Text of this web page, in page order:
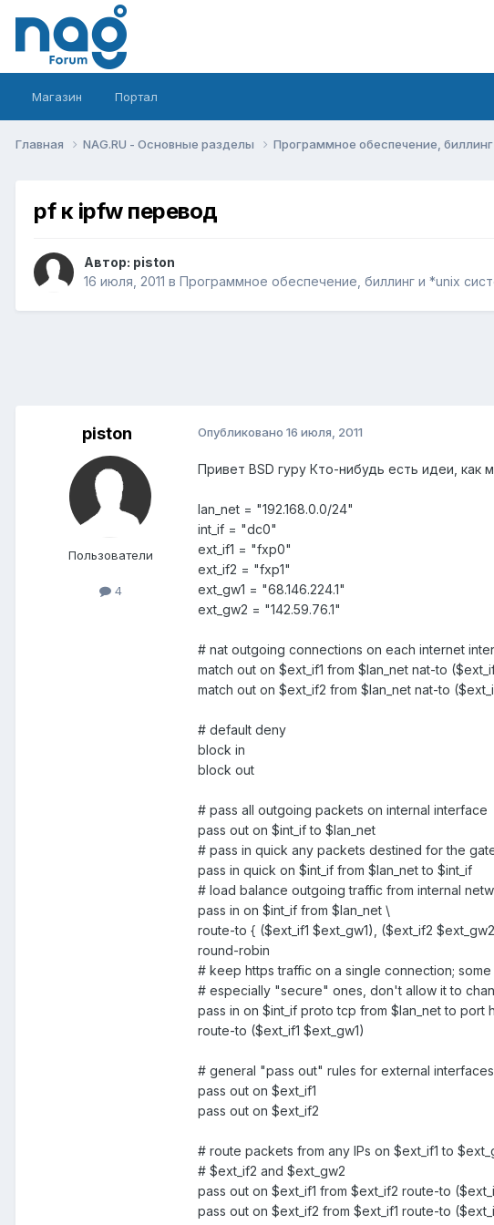
Магазин Портал
Главная NAG.RU - Основные разделы Программное обеспечение,
pf к ipfw перевод
Автор: piston
16 июля, 2011 в Программное обеспечение, биллинг и *unix
piston
Пользователи
4
Опубликовано 16 июля, 2011
Привет BSD гуру Кто-нибудь есть идеи, как
lan_net = "192.168.0.0/24"
int_if = "dc0"
ext_if1 = "fxp0"
ext_if2 = "fxp1"
ext_gw1 = "68.146.224.1"
ext_gw2 = "142.59.76.1"
# nat outgoing connections on each internet
match out on $ext_if1 from $lan_net nat-to
match out on $ext_if2 from $lan_net nat-to
# default deny
block in
block out
# pass all outgoing packets on internal interface
pass out on $int_if to $lan_net
# pass in quick any packets destined for the
pass in quick on $int_if from $lan_net to $int_if
# load balance outgoing traffic from internal
pass in on $int_if from $lan_net \
route-to { ($ext_if1 $ext_gw1), ($ext_if2
round-robin
# keep https traffic on a single connection; some
# especially "secure" ones, don't allow it to
pass in on $int_if proto tcp from $lan_net to port
route-to ($ext_if1 $ext_gw1)
# general "pass out" rules for external interfaces
pass out on $ext_if1
pass out on $ext_if2
# route packets from any IPs on $ext_if1 to
# $ext_if2 and $ext_gw2
pass out on $ext_if1 from $ext_if2 route-to
pass out on $ext_if2 from $ext_if1 route-to